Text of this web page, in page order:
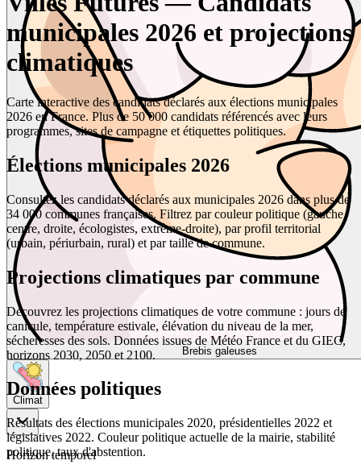
Brebis galeuses
Climat
Horizon temporel
municipales 2026 et projections
climatiques
Carte interactive des candidats déclarés aux élections municipales
2026 en France. Plus de 50 000 candidats référencés avec leurs
programmes, sites de campagne et étiquettes politiques.
Élections municipales 2026
Consultez les candidats déclarés aux municipales 2026 dans plus de
34 000 communes françaises. Filtrez par couleur politique (gauche,
centre, droite, écologistes, extrême-droite), par profil territorial
(urbain, périurbain, rural) et par taille de commune.
Projections climatiques par commune
Découvrez les projections climatiques de votre commune : jours de
canicule, température estivale, élévation du niveau de la mer,
sécheresses des sols. Données issues de Météo France et du GIEC,
horizons 2030, 2050 et 2100.
Données politiques
Résultats des élections municipales 2020, présidentielles 2022 et
législatives 2022. Couleur politique actuelle de la mairie, stabilité
politique, taux d'abstention.